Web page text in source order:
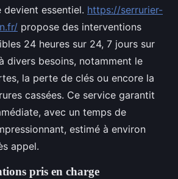
essentiel. https://serrurier-
propose des interventions
24 heures sur 24, 7 jours sur
divers besoins, notamment le
la perte de clés ou encore la
cassées. Ce service garantit
avec un temps de
estimé à environ
appel.
pris en charge